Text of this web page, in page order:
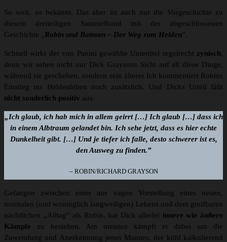
So weit, so bekannt. Das aber ist auch nur die Vorgeschichte zu
diesem dreiteiligen Sammelband mit der abgeschlossenen
Geschichte „ Robin und Batman – Der Weg zum Helden”.
Schnell wirkt der von Panini gewählte Untertitel regelrecht zynisch,
denn wir sehen nicht nur Dick Graysons Sicht auf all diese Dinge,
während sie geschehen, sondern sein älteres Ich kommentiert Robins
Einstieg ins Heldenleben noch zusätzlich. Und Dicks Urteil fällt
nicht sonderlich positiv aus.
„Ich glaub, ich hab mich in allem geirrt […] Ich glaub […] dass ich
in einem Albtraum gelandet bin. Ich sehe jetzt, dass es hier echte
Dunkelheit gibt. […] Und je tiefer ich falle, desto schwerer ist es,
den Ausweg zu finden.”
– ROBIN/RICHARD GRAYSON
Gefangen zwischen einer nur vagen Vorstellung eines neuen,
normalen (und womöglich langweiligen) Lebens und dem greifbaren
nächtlichen „Alltag” als Robin, hat Dick allerlei innere wie äußere
Kämpfe zu bestehen. Am meisten kämpft er dabei um die
Zuwendung und Anerkennung jenes Mannes, der kühl kalkulierend